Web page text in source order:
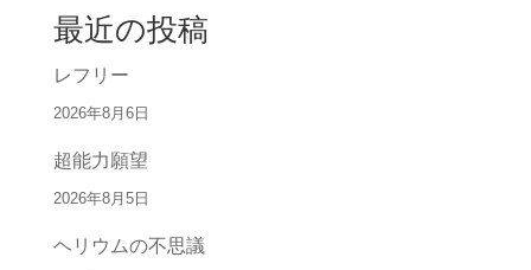
最近の投稿
レフリー
2026年8月6日
超能力願望
2026年8月5日
ヘリウムの不思議